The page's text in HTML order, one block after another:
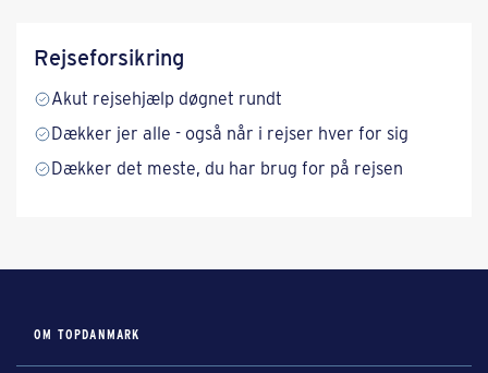
Rejseforsikring
Akut rejsehjælp døgnet rundt
Dækker jer alle - også når i rejser hver for sig
Dækker det meste, du har brug for på rejsen
OM TOPDANMARK